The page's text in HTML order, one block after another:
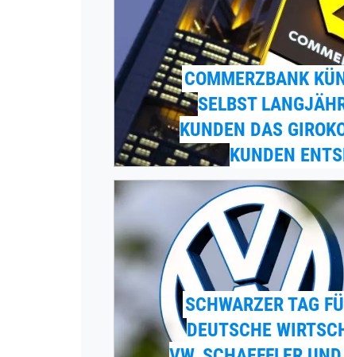
COMMERZBANK
SELBST
KUNDEN DAS
KUNDEN
SCHWARZER TAG
DEUTSCHE